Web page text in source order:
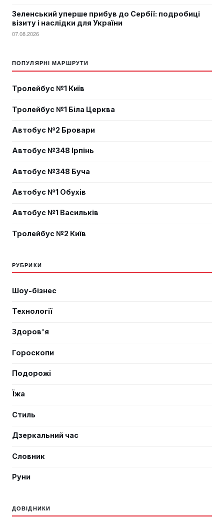
Зеленський уперше прибув до Сербії: подробиці
візиту і наслідки для України
07.08.2026
ПОПУЛЯРНІ МАРШРУТИ
Тролейбус №1 Київ
Тролейбус №1 Біла Церква
Автобус №2 Бровари
Автобус №348 Ірпінь
Автобус №348 Буча
Автобус №1 Обухів
Автобус №1 Васильків
Тролейбус №2 Київ
РУБРИКИ
Шоу-бізнес
Технології
Здоров'я
Гороскопи
Подорожі
Їжа
Стиль
Дзеркальний час
Словник
Руни
ДОВІДНИКИ